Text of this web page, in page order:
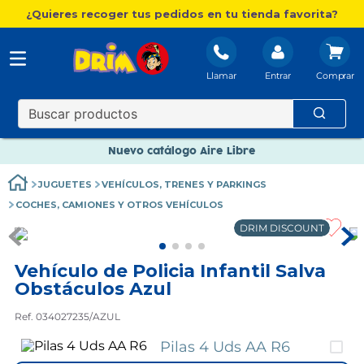
¿Quieres recoger tus pedidos en tu tienda favorita?
Llamar Entrar
Nuevo catálogo Aire Libre
Envío gratis. A partir de 60€(excepto Baleares)
Nuevo catálogo Aire Libre
JUGUETES
VEHÍCULOS, TRENES Y PARKINGS
COCHES, CAMIONES Y OTROS VEHÍCULOS
DRIM DISCOUNT
Vehículo de Policia Infantil Salva
Obstáculos Azul
Ref. 034027235/AZUL
Pilas 4 Uds AA R6